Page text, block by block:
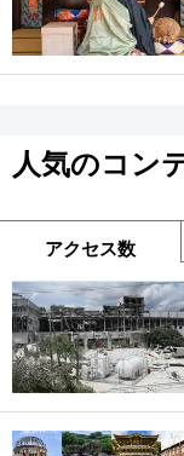
人気のコン
アクセス数